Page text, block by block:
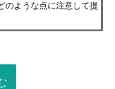
のような点に注意して提